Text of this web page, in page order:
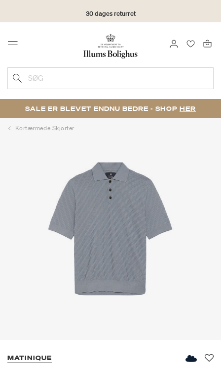
30 dages returret
Menu LOG IND
SØG
SALE ER BLEVET ENDNU BEDRE - SHOP HER
Kortærmede Skjorter
MATINIQUE